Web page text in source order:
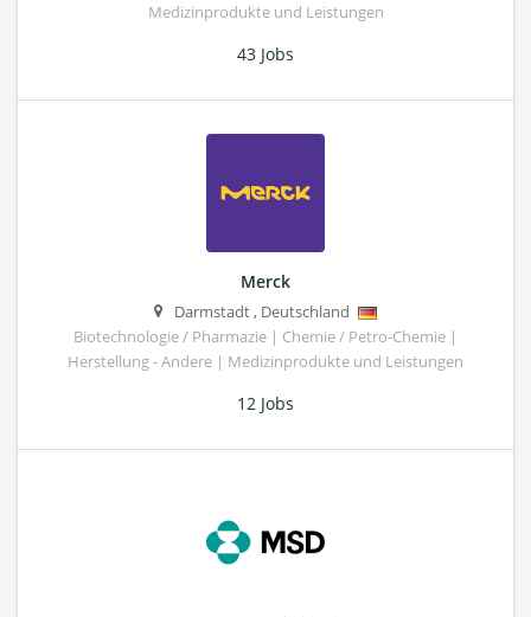
Medizinprodukte und Leistungen
43 Jobs
Merck
Darmstadt, Deutschland
Biotechnologie / Pharmazie | Chemie / Petro-Chemie |
Herstellung - Andere | Medizinprodukte und Leistungen
12 Jobs